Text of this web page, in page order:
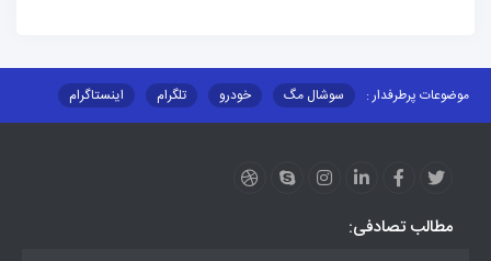
موضوعات پرطرفدار : سوشال مگ خودرو تلگرام
اینستاگرام
مطالب تصادفی: